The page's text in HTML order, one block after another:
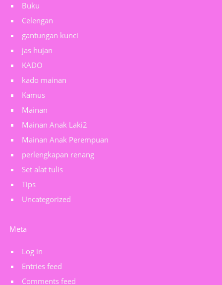
Buku
Celengan
gantungan kunci
jas hujan
KADO
kado mainan
Kamus
Mainan
Mainan Anak Laki2
Mainan Anak Perempuan
perlengkapan renang
Set alat tulis
Tips
Uncategorized
Meta
Log in
Entries feed
Comments feed